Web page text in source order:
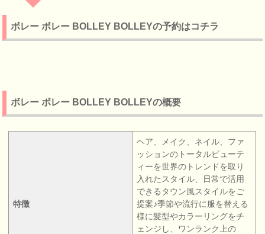
ボレー ボレー BOLLEY BOLLEYの予約はコチラ
ボレー ボレー BOLLEY BOLLEYの概要
特徴
ヘア、メイク、ネイル、ファ
ッションのトータルビューテ
ィーを世界のトレンドを取り
入れたスタイル、日常で活用
できるタウン風スタイルをご
提案♪季節や流行に服を替える
様に髪型やカラーリングをチ
ェンジし、ワンランク上の